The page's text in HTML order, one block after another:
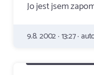
Jo jest jsem
9.8. 2002 · 13:27 ·